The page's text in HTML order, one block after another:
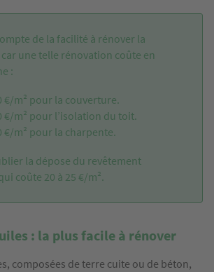
de la facilité à rénover la
une telle rénovation coûte en
:
€/m² pour la couverture.
€/m² pour l’isolation du toit.
€/m² pour la charpente.
la dépose du revêtement
coûte 20 à 25 €/m².
: la plus facile à rénover
composées de terre cuite ou de béton,